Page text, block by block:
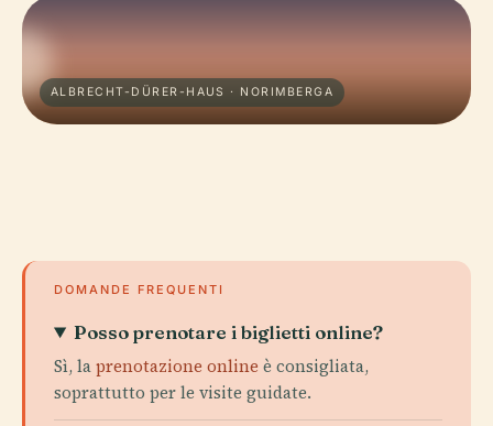
ALBRECHT-DÜRER-HAUS · NORIMBERGA
DOMANDE FREQUENTI
Posso prenotare i biglietti online?
Sì, laprenotazione online è consigliata,
soprattutto per le visite guidate.